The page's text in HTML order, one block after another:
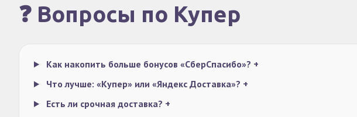
❓ Вопросы по Купер
Как накопить больше бонусов «СберСпасибо»? +
Что лучше: «Купер» или «Яндекс Доставка»? +
Есть ли срочная доставка? +